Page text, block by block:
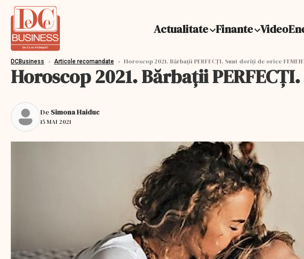
Actualitate Finante Video
DCBusiness › Articole recomandate › Horoscop 2021. Bărbații PERFECȚI. Sunt doriți de orice FEMEIE
Horoscop 2021. Bărbații
De Simona Haiduc
15 MAI 2021